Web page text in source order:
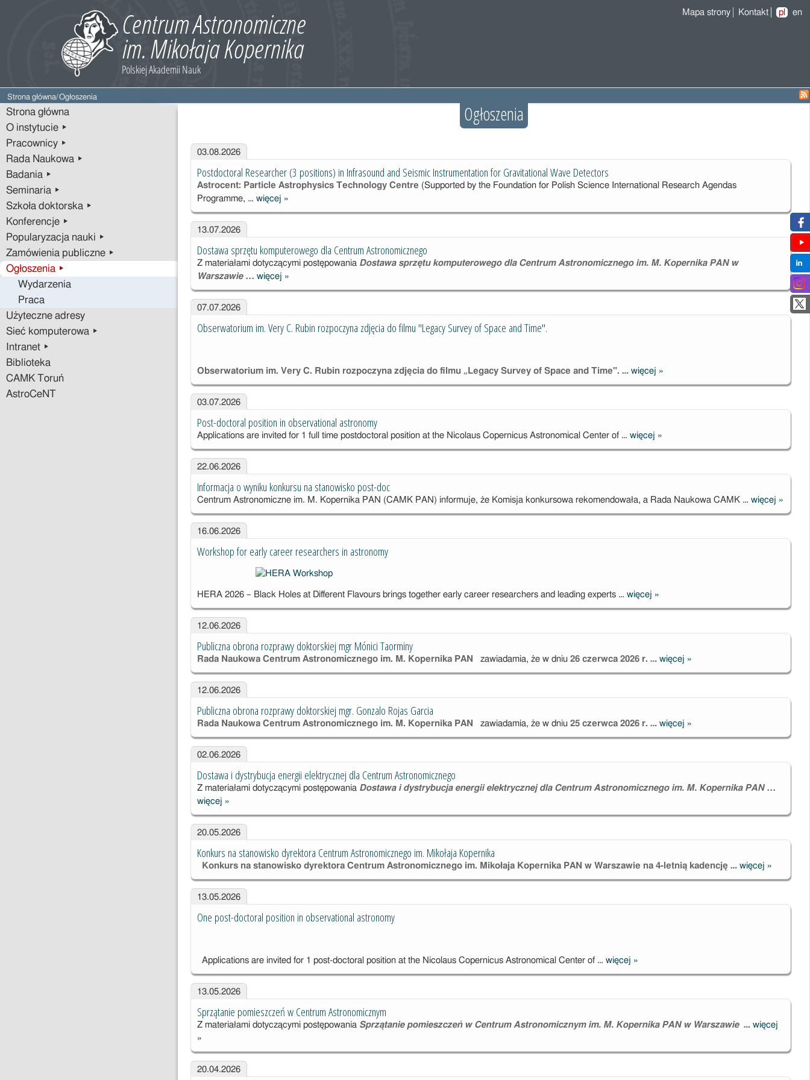
Mapa strony Kontakt pl en
Strona główna/Ogłoszenia
Strona główna
O instytucie ▸
Pracownicy ▸
Rada Naukowa ▸
Badania ▸
Seminaria ▸
Szkoła doktorska ▸
Konferencje ▸
Popularyzacja nauki ▸
Zamówienia publiczne ▸
Ogłoszenia ▸
Wydarzenia
Praca
Użyteczne adresy
Sieć komputerowa ▸
Intranet ▸
Biblioteka
CAMK Toruń
AstroCeNT
Ogłoszenia
03.08.2026
Postdoctoral Researcher (3 positions) in Infrasound and Seismic Instrumentation for Gravitational Wave Detectors
Astrocent: Particle Astrophysics Technology Centre (Supported by the Foundation for Polish Science International Research Agendas
Programme, … więcejPostdoctoral
Researcher (3
Seismic
Instrumentation
for
Gravitational
»
13.07.2026
Dostawa sprzętu komputerowego dla Centrum Astronomicznego
Z materiałami dotyczącymi postępowania Dostawa sprzętu komputerowego dla Centrum Astronomicznego im. M. Kopernika PAN w
Warszawie … więcejDostawa
sprzętu
Astronomiczne
»
07.07.2026
Obserwatorium im. Very C. Rubin rozpoczyna zdjęcia do filmu "Legacy Survey of Space and Time".
Obserwatorium im. Very C. Rubin rozpoczyna zdjęcia do filmu „Legacy Survey of Space and Time". … więcejObserwatorium
im. Very C.
"Legacy
Survey of
»
03.07.2026
Post-doctoral position in observational astronomy
Applications are invited for 1 full time postdoctoral position at the Nicolaus Copernicus Astronomical Center of … więcejPost-doctoral
position in
»
22.06.2026
Informacja o wyniku konkursu na stanowisko post-doc
Centrum Astronomiczne im. M. Kopernika PAN (CAMK PAN) informuje, że Komisja konkursowa rekomendowała, a Rada Naukowa CAMK … więcej
wyniku
»
16.06.2026
Workshop for early career researchers in astronomy
HERA 2026 – Black Holes at Different Flavours brings together early career researchers and leading experts … więcejWorkshop for
early career
»
12.06.2026
Publiczna obrona rozprawy doktorskiej mgr Mónici Taorminy
Rada Naukowa Centrum Astronomicznego im. M. Kopernika PAN zawiadamia, że w dniu 26 czerwca 2026 r. … więcejPubliczna
obrona
Taorminy
»
12.06.2026
Publiczna obrona rozprawy doktorskiej mgr. Gonzalo Rojas Garcia
Rada Naukowa Centrum Astronomicznego im. M. Kopernika PAN zawiadamia, że w dniu 25 czerwca 2026 r. … więcejPubliczna
obrona
Rojas Garcia
»
02.06.2026
Dostawa i dystrybucja energii elektrycznej dla Centrum Astronomicznego
Z materiałami dotyczącymi postępowania Dostawa i dystrybucja energii elektrycznej dla Centrum Astronomicznego im. M. Kopernika PAN …
więcejDostawa i
dystrybucja
energii
dla Centrum
Astronomiczne
go
»
20.05.2026
Konkurs na stanowisko dyrektora Centrum Astronomicznego im. Mikołaja Kopernika
Konkurs na stanowisko dyrektora Centrum Astronomicznego im. Mikołaja Kopernika PAN w Warszawie na 4-letnią kadencję … więcejKonkurs na
stanowisko
Centrum
»
13.05.2026
One post-doctoral position in observational astronomy
Applications are invited for 1 post-doctoral position at the Nicolaus Copernicus Astronomical Center of … więcejOne post-
doctoral
»
13.05.2026
Sprzątanie pomieszczeń w Centrum Astronomicznym
Z materiałami dotyczącymi postępowania Sprzątanie pomieszczeń w Centrum Astronomicznym im. M. Kopernika PAN w Warszawie… więcej
»
20.04.2026